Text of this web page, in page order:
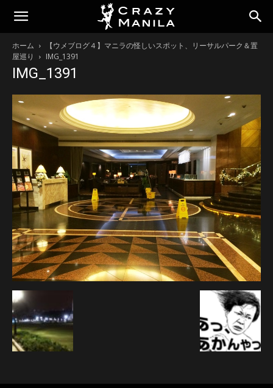
ホーム
【ウメブログ４】マニラの怪しいスポット、リーサルパーク＆置
屋巡り
IMG_1391
IMG_1391